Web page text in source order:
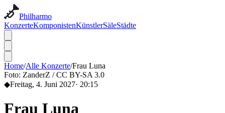
Philharmo
KonzerteKomponistenKünstlerSäleStädte
Home/Alle Konzerte/Frau Luna
Foto: ZanderZ / CC BY-SA 3.0
◆Freitag, 4. Juni 2027· 20:15
Frau Luna